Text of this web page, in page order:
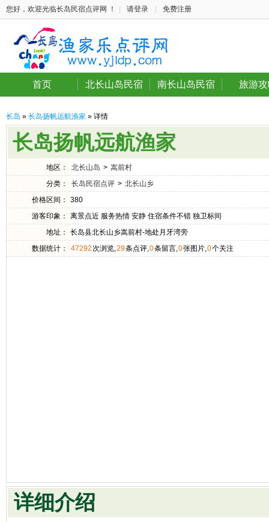
您好，欢迎光临长岛民宿点评网 ！ 请登录 免费注册
首页 北长山岛民宿 南长山岛民宿 旅游
长岛 » 长岛扬帆远航渔家 » 详情
长岛扬帆远航渔家
地区： 北长山岛 > 嵩前村
分类：
长岛民宿点评 > 北长山乡
价格区间：
380
游客印象：
离景点近 服务热情 安静 住宿条件不错 独卫标间
地址：
长岛县北长山乡嵩前村-地处月牙湾旁
数据统计：
47292 次浏览,29条点评,0条留言,0张图片,0个关注
详细介绍